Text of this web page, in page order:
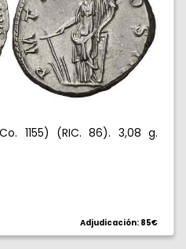
1155) (RIC. 86). 3,08 g.
Adjudicación: 85€